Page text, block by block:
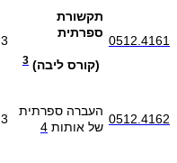
0512.4161
תקשורת
ספרתית
(קורס ליבה) 3
3
0512.4162
העברה ספרתית
של אותות 4
3